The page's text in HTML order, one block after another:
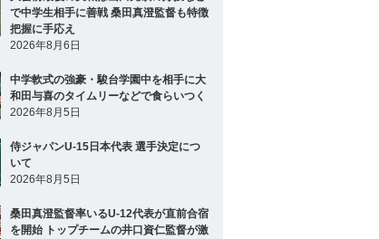
で中学生相手に善戦 桑田真澄監督も特徴
把握に手応え
2026年8月6日
中学軟式の強豪・駿台学園中を相手に大
和田与喜のタイムリーなどで食らいつく
2026年8月5日
侍ジャパンU-15日本代表 選手決定につ
いて
2026年8月5日
桑田真澄監督率いるU-12代表が直前合宿
を開始 トップチームの井口資仁監督が激